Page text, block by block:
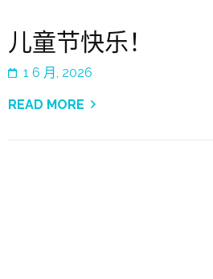
儿童节快乐！
1 6 月, 2026
READ MORE